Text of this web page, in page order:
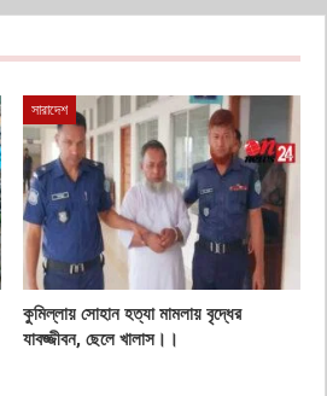
সারাদেশ
কুমিল্লায় সোহান হত্যা মামলায় বৃদ্ধের
যাবজ্জীবন, ছেলে খালাস।।